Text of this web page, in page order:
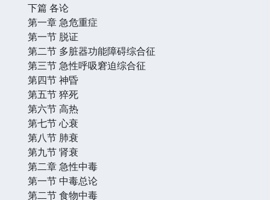
下篇 各论
第一章 急危重症
第一节 脱证
第二节 多脏器功能障碍综合征
第三节 急性呼吸窘迫综合征
第四节 神昏
第五节 猝死
第六节 高热
第七节 心衰
第八节 肺衰
第九节 肾衰
第二章 急性中毒
第一节 中毒总论
第二节 食物中毒